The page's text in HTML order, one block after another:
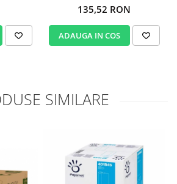
135,52 RON
ADAUGA IN COS
SIMILARE